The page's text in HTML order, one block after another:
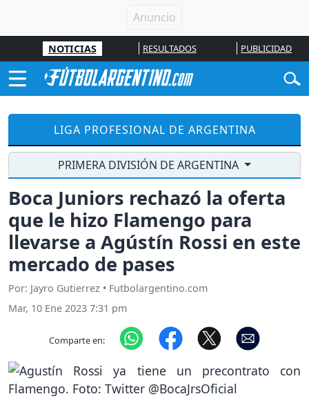
NOTICIAS RESULTADOS PUBLICIDAD
LIGA PROFESIONAL DE ARGENTINA
PRIMERA DIVISIÓN DE ARGENTINA
Boca Juniors rechazó la oferta
que le hizo Flamengo para
llevarse a Agústín Rossi en este
mercado de pases
Por: Jayro Gutierrez • Futbolargentino.com
Mar, 10 Ene 2023 7:31 pm
Comparte en: